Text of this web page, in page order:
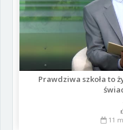
Prawdziwa szkoła to
11